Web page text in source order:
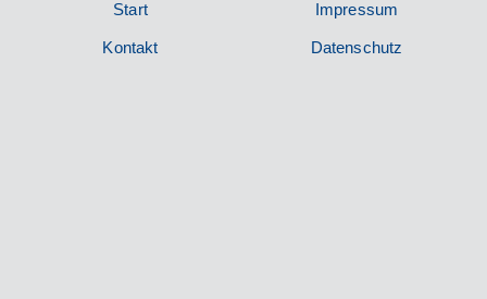
Start
Kontakt
Impressum
Datenschutz